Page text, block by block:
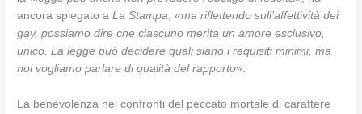
ancora spiegato aLa Stampa , «ma riflettendo sull’affettività dei
gay, possiamo dire che ciascuno merita un amore esclusivo,
unico. La legge può decidere quali siano i requisiti minimi, ma
noi vogliamo parlare di qualità del rapporto».
La benevolenza nei confronti del peccato mortale di carattere